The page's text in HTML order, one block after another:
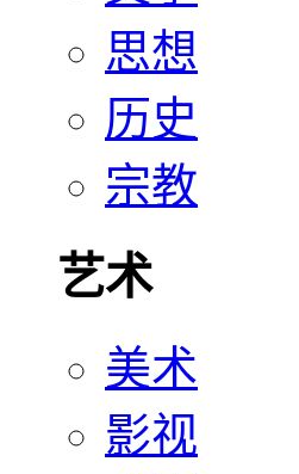
思想
历史
宗教
艺术
美术
影视